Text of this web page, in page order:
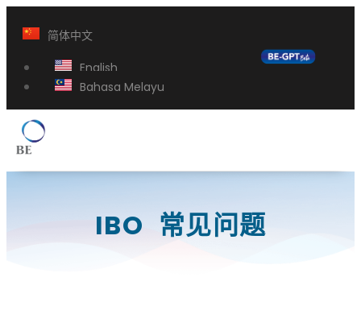
简体中文
English
Bahasa Melayu
IBO 常见问题